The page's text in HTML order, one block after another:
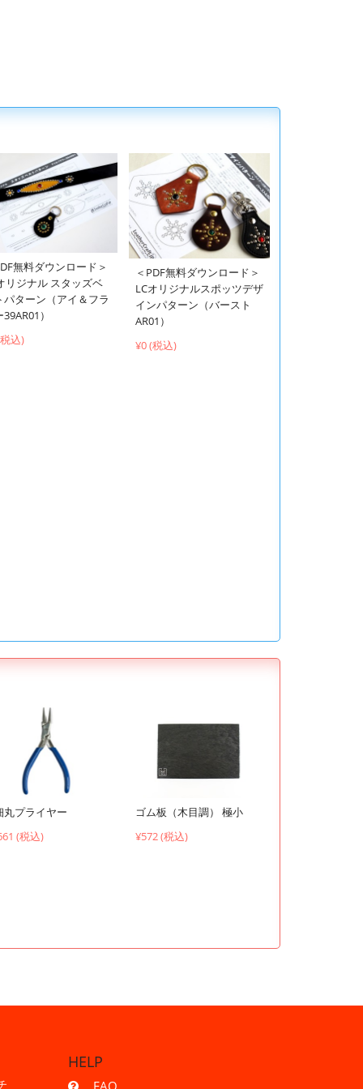
無料ダウンロード＞
リジナル スタッズベ
パターン（アイ＆フラ
）
込)
＜PDF無料ダウンロード＞
LCオリジナルスポッツデザ
インパターン（バースト
AR01）
¥0 (税込)
丸プライヤー
(税込)
ゴム板（木目調） 極小
¥572 (税込)
HELP